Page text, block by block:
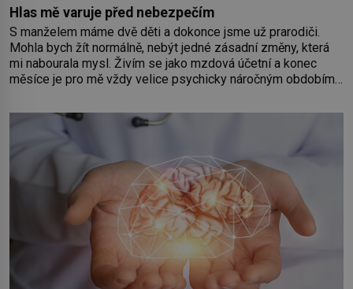
Hlas mě varuje před nebezpečím
S manželem máme dvě děti a dokonce jsme už prarodiči.
Mohla bych žít normálně, nebýt jedné zásadní změny, která
mi nabourala mysl. Živím se jako mzdová účetní a konec
měsíce je pro mě vždy velice psychicky náročným obdobím.
o pomoc, co se hlídání týče. Dalo by se